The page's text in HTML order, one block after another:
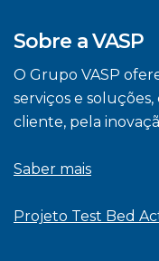
Sobre a VASP
O Grupo VASP
serviços e
cliente, pela
Saber mais
Projeto Test Bed